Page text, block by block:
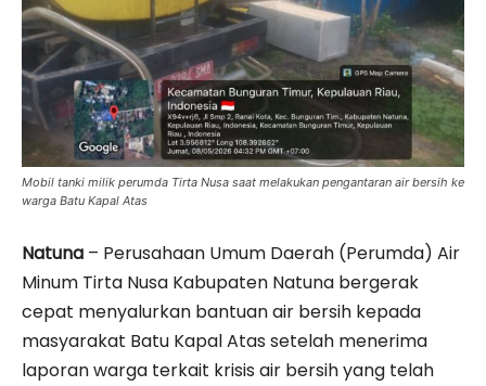
Mobil tanki milik perumda Tirta Nusa saat melakukan pengantaran air bersih ke
warga Batu Kapal Atas
Natuna – Perusahaan Umum Daerah (Perumda) Air
Minum Tirta Nusa Kabupaten Natuna bergerak
cepat menyalurkan bantuan air bersih kepada
masyarakat Batu Kapal Atas setelah menerima
laporan warga terkait krisis air bersih yang telah